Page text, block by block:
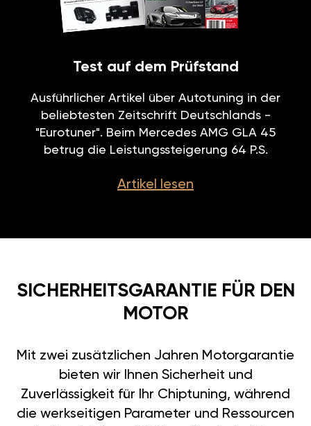
Test auf dem Prüfstand
Ausführlicher Artikel über Autotuning in der
beliebtesten Zeitschrift Deutschlands -
"Eurotuner". Beim Mercedes AMG GLA 45
betrug die Leistungssteigerung 64 P.S.
Artikel lesen
SICHERHEITSGARANTIE FÜR DEN
MOTOR
Mit zwei zusätzlichen Jahren Motorgarantie
bieten wir Ihnen Sicherheit und
Zuverlässigkeit für Ihr Chiptuning, während
die werkseitigen Parameter und Ressourcen